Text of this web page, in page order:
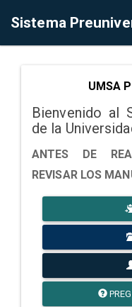
Sistema
UMSA
Bienvenido al
de la
ANTES DE
REVISAR LOS